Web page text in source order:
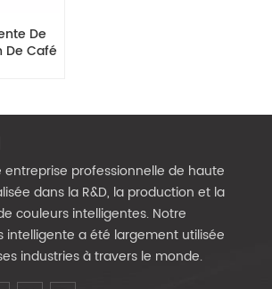
De
De Café
entreprise professionnelle de haute
dans la R&D, la production et la
couleurs intelligentes. Notre
intelligente a été largement utilisée
industries à travers le monde.